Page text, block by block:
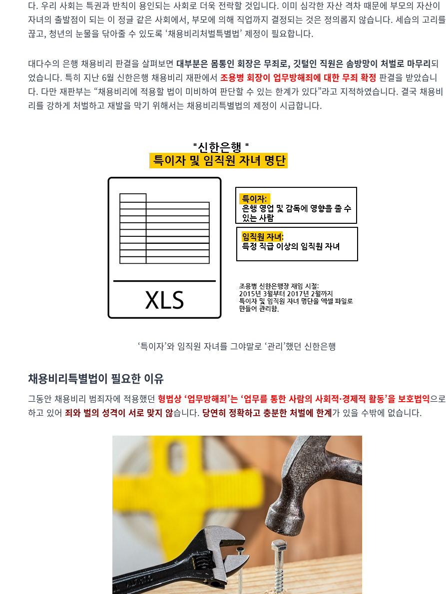
다. 우리 사회는 특권과 반칙이 용인되는 사회로 더욱 전락할 것입니다. 이미 심각한 자산 격차 때문에 부모의 자산이
자녀의 출발점이 되는 이 정글 같은 사회에서, 부모에 의해 직업까지 결정되는 것은 정의롭지 않습니다. 세습의 고리를
끊고, 청년의 눈물을 닦아줄 수 있도록 ‘채용비리처벌특별법’ 제정이 필요합니다.
대다수의 은행 채용비리 판결을 살펴보면 대부분은 몸통인 회장은 무죄로, 깃털인 직원은 솜방망이 처벌로 마무리되
었습니다. 특히 지난 6월 신한은행 채용비리 재판에서 조용병 회장이 업무방해죄에 대한 무죄 확정 판결을 받았습니
다. 다만 재판부는 “채용비리에 적용할 법이 미비하여 판단할 수 있는 한계가 있다”라고 지적하였습니다. 결국 채용비
리를 강하게 처벌하고 재발을 막기 위해서는 채용비리특별법의 제정이 시급합니다.
‘특이자’와 임직원 자녀를 그야말로 ‘관리’했던 신한은행
채용비리특별법이 필요한 이유
그동안 채용비리 범죄자에 적용했던 형법상 ‘업무방해죄’는 ‘업무를 통한 사람의 사회적·경제적 활동’을 보호법익으로
하고 있어 죄와 벌의 성격이 서로 맞지 않습니다. 당연히 정확하고 충분한 처벌에 한계가 있을 수밖에 없습니다.